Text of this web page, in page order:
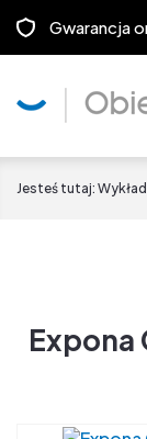
Gwarancja
Jesteś tutaj:
Expona